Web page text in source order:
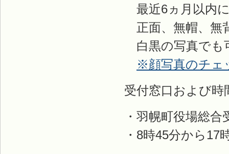
最近6ヵ月以内
正面、無帽、無
白黒の写真でも
※顔写真のチェ
受付窓口および時
・羽幌町役場総
・8時45分から17